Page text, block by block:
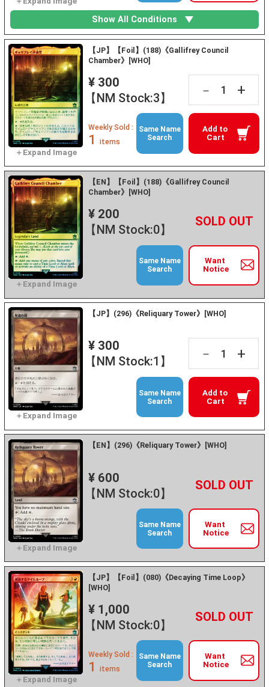
Show All Conditions
【JP】【Foil】(188)《Gallifrey Council
Chamber》[WHO]
¥ 300
【NM Stock:3】
－ +
Add to
Cart
Weekly Sold :
1 items
Same Name
Search
【EN】【Foil】(188)《Gallifrey Council
Chamber》[WHO]
¥ 200
【NM Stock:0】
－ +
Want
Notice
Same Name
Search
【JP】(296)《Reliquary Tower》[WHO]
¥ 300
【NM Stock:1】
－ +
Add to
Cart
Same Name
Search
【EN】(296)《Reliquary Tower》[WHO]
¥ 600
【NM Stock:0】
－ +
Want
Notice
Same Name
Search
【JP】【Foil】(080)《Decaying Time Loop》
[WHO]
¥ 1,000
【NM Stock:0】
－ +
Want
Notice
Weekly Sold :
1 items
Same Name
Search